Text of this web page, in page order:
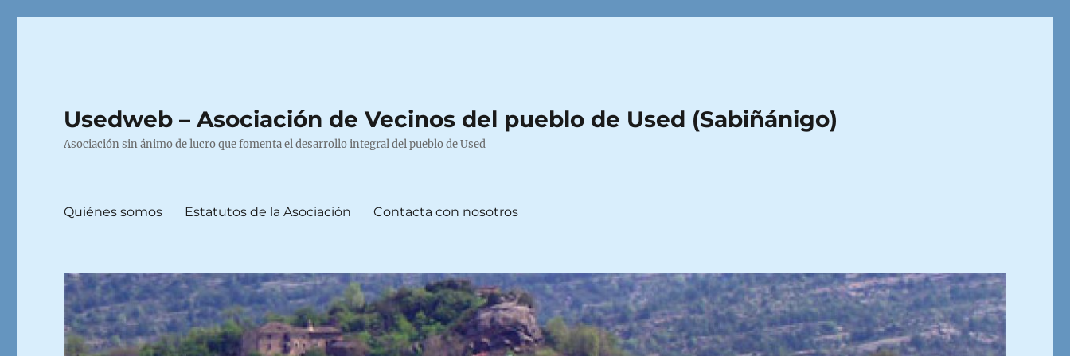
Usedweb – Asociación de Vecinos del pueblo de Used (Sabiñánigo)
Asociación sin ánimo de lucro que fomenta el desarrollo integral del pueblo de Used
Quiénes somos Estatutos de la Asociación Contacta con nosotros